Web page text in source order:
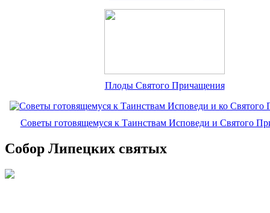
Плоды Святого Причащения
Советы готовящемуся к Таинствам Исповеди и Святого
Собор Липецких святых